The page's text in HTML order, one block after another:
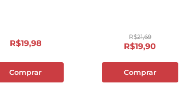
R$19,98
Comprar
R$21,69
R$19,90
Comprar